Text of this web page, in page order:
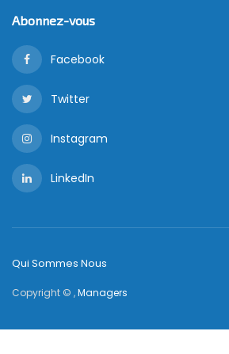
Abonnez-vous
Facebook
Twitter
Instagram
LinkedIn
Qui Sommes Nous
Copyright © ,Managers